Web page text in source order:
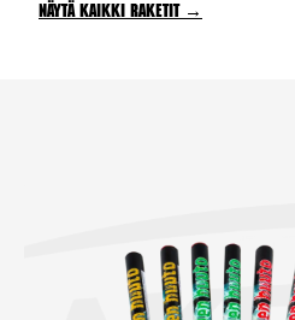
Näytä kaikki raketit →